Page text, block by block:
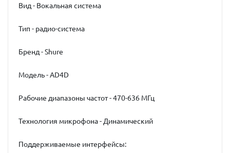
Вид - Вокальная система
Тип - радио-система
Бренд - Shure
Модель - AD4D
Рабочие диапазоны частот - 470-636 МГц
Технология микрофона - Динамический
Поддерживаемые интерфейсы: